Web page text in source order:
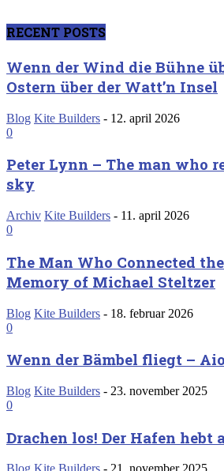
RECENT POSTS
Wenn der Wind die Bühne
Ostern über der Watt’n Insel
Blog Kite Builders - 12. april 2026
0
Peter Lynn – The man who
sky
Archiv Kite Builders - 11. april 2026
0
The Man Who Connected
Memory of Michael Steltzer
Blog Kite Builders - 18. februar 2026
0
Wenn der Bämbel fliegt –
Blog Kite Builders - 23. november 2025
0
Drachen los! Der Hafen hebt